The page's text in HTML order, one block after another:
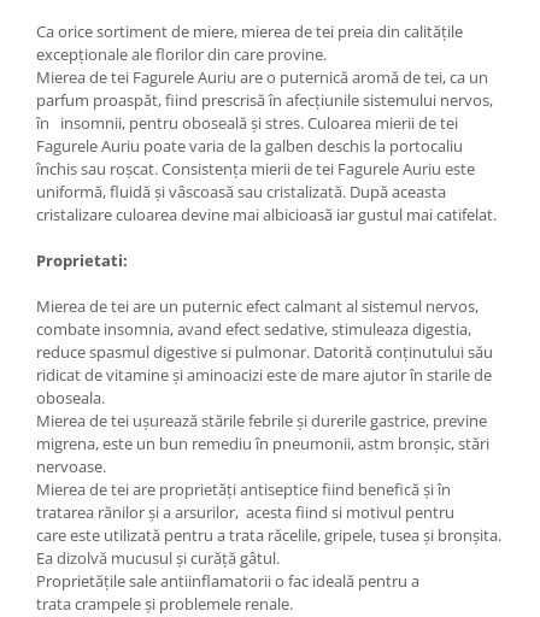
Ca orice sortiment de miere, mierea de tei preia din calitățile
excepționale ale florilor din care provine.
Mierea de tei Fagurele Auriu are o puternică aromă de tei, ca un
parfum proaspăt, fiind prescrisă în afecțiunile sistemului nervos,
în insomnii, pentru oboseală și stres. Culoarea mierii de tei
Fagurele Auriu poate varia de la galben deschis la portocaliu
închis sau roșcat. Consistența mierii de tei Fagurele Auriu este
uniformă, fluidă și vâscoasă sau cristalizată. După aceasta
cristalizare culoarea devine mai albicioasă iar gustul mai catifelat.
Proprietati:
Mierea de tei are un puternic efect calmant al sistemul nervos,
combate insomnia, avand efect sedative, stimuleaza digestia,
reduce spasmul digestive si pulmonar. Datorită conținutului său
ridicat de vitamine și aminoacizi este de mare ajutor în starile de
oboseala.
Mierea de tei ușurează stările febrile și durerile gastrice, previne
migrena, este un bun remediu în pneumonii, astm bronșic, stări
nervoase.
Mierea de tei are proprietăți antiseptice fiind benefică și în
tratarea rănilor și a arsurilor, acesta fiind si motivul pentru
care este utilizată pentru a trata răcelile, gripele, tusea și bronșita.
Ea dizolvă mucusul și curăță gâtul.
Proprietățile sale antiinflamatorii o fac ideală pentru a
trata crampele și problemele renale.